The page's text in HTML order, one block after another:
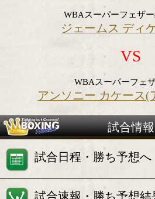
WBAスーパーフ
アンソニー カケ